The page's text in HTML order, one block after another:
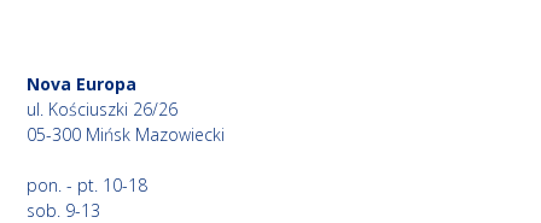
Nova Europa
ul. Kościuszki 26/26
05-300 Mińsk Mazowiecki
pon. - pt. 10-18
sob. 9-13